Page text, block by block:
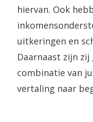
hiervan. Ook
uitkeringen en
Daarnaast zijn
combinatie van
vertaling naar